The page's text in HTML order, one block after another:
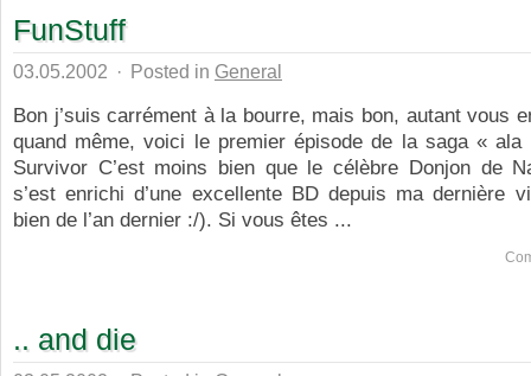
FunStuff
03.05.2002 · Posted in General
Bon j’suis carrément à la bourre, mais bon, autant vous
quand même, voici le premier épisode de la saga « ala
Survivor C’est moins bien que le célèbre Donjon de
s’est enrichi d’une excellente BD depuis ma dernière
bien de l’an dernier :/). Si vous êtes ...
.. and die